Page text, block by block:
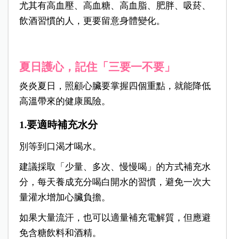
尤其有高血壓、高血糖、高血脂、肥胖、吸菸、
飲酒習慣的人，更要留意身體變化。
夏日護心，記住「三要一不要」
炎炎夏日，照顧心臟要掌握四個重點，就能降低
高溫帶來的健康風險。
1.要適時補充水分
別等到口渴才喝水。
建議採取「少量、多次、慢慢喝」的方式補充水
分，每天養成充分喝白開水的習慣，避免一次大
量灌水增加心臟負擔。
如果大量流汗，也可以適量補充電解質，但應避
免含糖飲料和酒精。